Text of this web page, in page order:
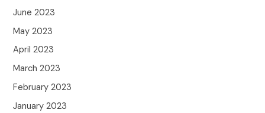
June 2023
May 2023
April 2023
March 2023
February 2023
January 2023